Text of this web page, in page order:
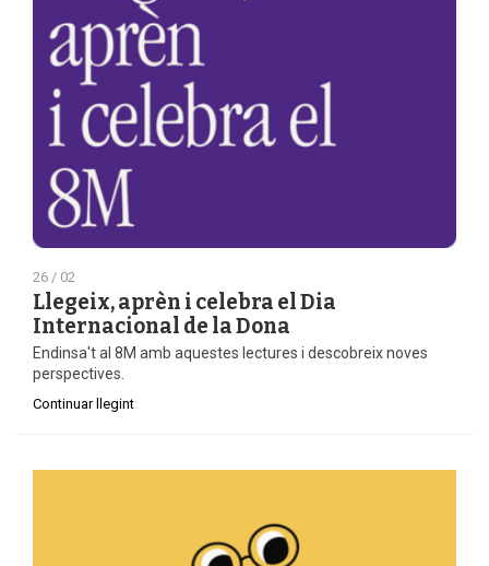
26 / 02
Llegeix, aprèn i celebra el Dia
Internacional de la Dona
Endinsa't al 8M amb aquestes lectures i descobreix noves
perspectives.
Continuar llegint